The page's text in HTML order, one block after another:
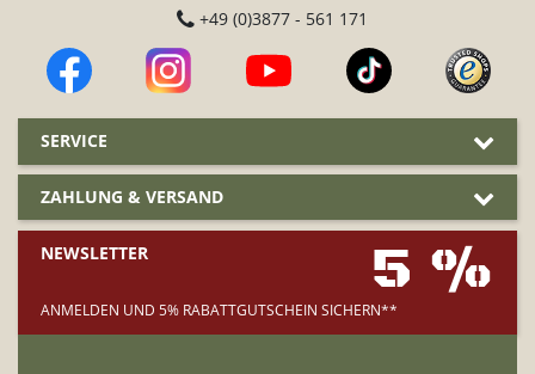
+49 (0)3877 - 561 171
SERVICE
ZAHLUNG & VERSAND
NEWSLETTER 5 %
ANMELDEN UND 5% RABATTGUTSCHEIN SICHERN**